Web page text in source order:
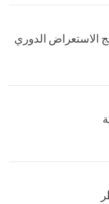
رايتس ووتش": البند 6 – نتائج الاستعراض الدوري